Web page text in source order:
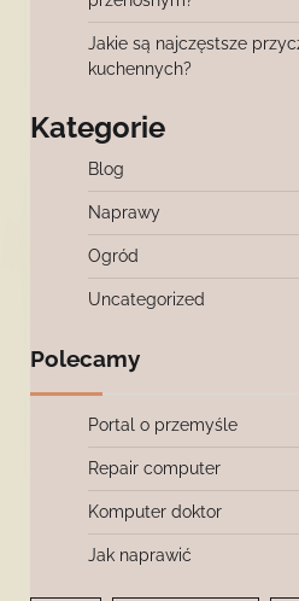
Jakie są najczęstsze
kuchennych?
Kategorie
Blog
Naprawy
Ogród
Uncategorized
Polecamy
Portal o przemyśle
Repair computer
Komputer doktor
Jak naprawić